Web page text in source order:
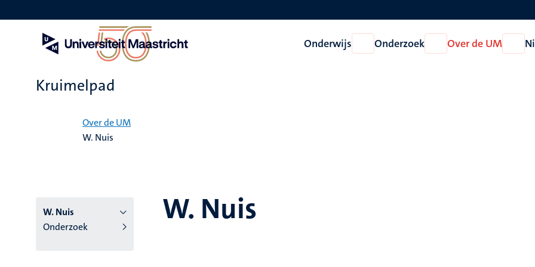
en
Onderwijs
Open
Onderwijs
Onderzoek
Open
Onderzoek
Over de UM
Open
Over
Kruimelpad
Over de UM
W. Nuis
W. Nuis
Onderzoek
W. Nuis